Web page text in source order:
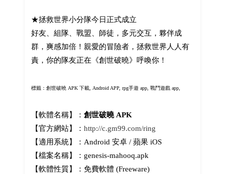
★拯救世界小分隊今日正式成立
好友、組隊、戰盟、師徒，多元交互，夥伴成
群，爽感加倍！親愛的冒險者，拯救世界人人有
責，你的隊友正在《創世破曉》呼喚你！
標籤： 創世破曉 APK 下載, Android APP, rpg手遊 app, 戰鬥遊戲 app,
【軟體名稱】： 創世破曉 APK
【官方網站】： http://c.gm99.com/ring
【適用系統】：Android 安卓 / 蘋果 iOS
【檔案名稱】：genesis-mahooq.apk
【軟體性質】：免費軟體 (Freeware)